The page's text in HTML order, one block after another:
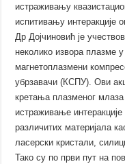
истраживању
испитивању интеракције
Др Дојчиновић је
неколико извора плазме
магнетоплазмени
убрзавачи (КСПУ). Ови
кретања плазменог
истраживање
различитих материјала
ласерски кристали,
Тако су по први пут на